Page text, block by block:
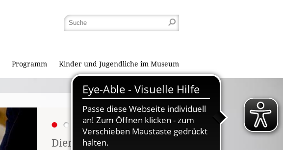
Programm Kinder und Jugendliche im Museum
Dienstag, 17.08. -